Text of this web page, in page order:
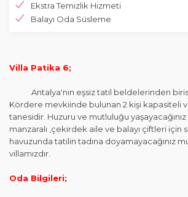
Ekstra Temizlik Hizmeti
Balayı Oda Süsleme
Villa Patika 6;
Antalya'nın eşsiz tatil beldelerinden
Kördere mevkiinde bulunan 2 kişi kapasiteli
tanesidir. Huzuru ve mutluluğu
manzaralı ,çekirdek aile ve balayı çiftleri için
havuzunda tatilin tadına doyamayacağınız
villamızdır.
Oda Bilgileri;